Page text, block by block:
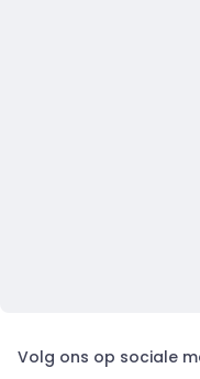
Volg ons op sociale